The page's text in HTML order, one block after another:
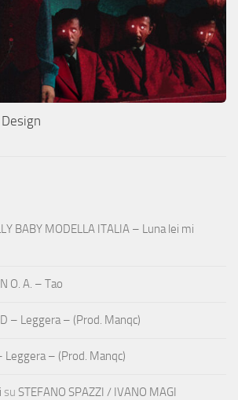
Design
BABY MODELLA ITALIA – Luna lei mi
O. A. – Tao
– Leggera – (Prod. Manqc)
Leggera – (Prod. Manqc)
su STEFANO SPAZZI / IVANO MAGI